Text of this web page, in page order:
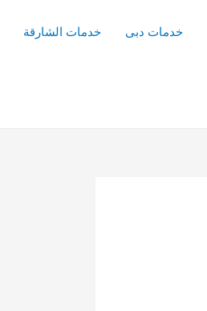
خدمات دبى خدمات الشارقة